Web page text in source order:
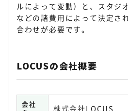
ルによって変動）と、スタジ
などの諸費用によって決定さ
合わせが必要です。
LOCUSの会社概要
会社
株式会社LOCUS